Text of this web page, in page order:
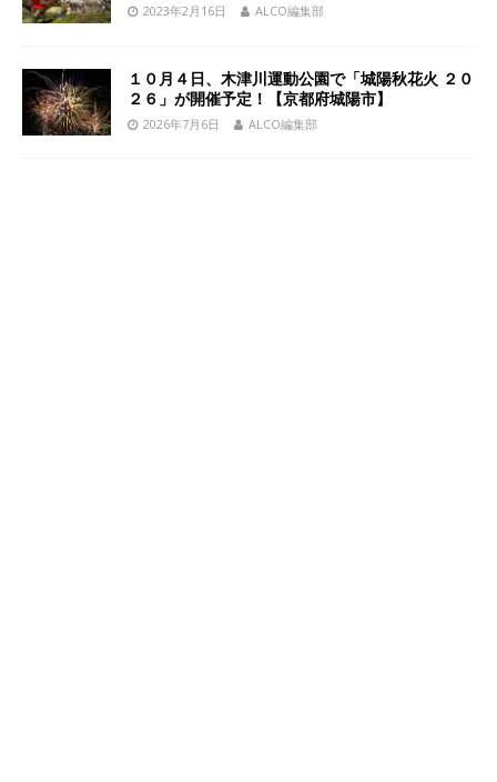
2023年2月16日 ALCO編集部
１０月４日、木津川運動公園で「城陽秋花火 ２０
２６」が開催予定！【京都府城陽市】
2026年7月6日 ALCO編集部